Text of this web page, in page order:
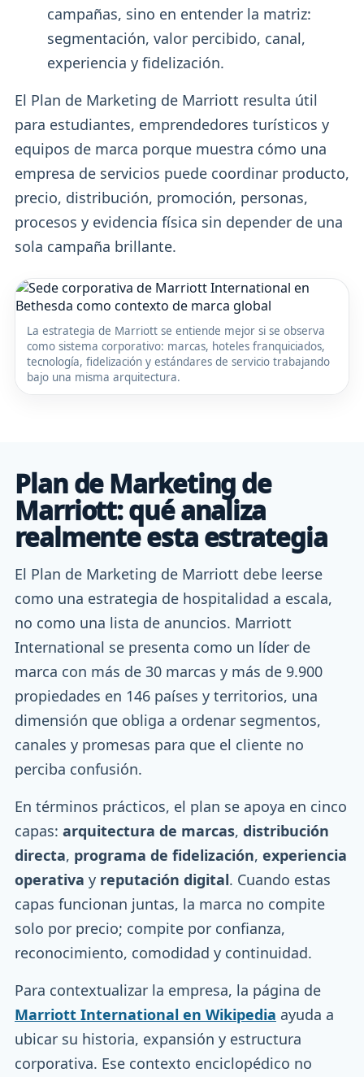
campañas, sino en entender la matriz:
segmentación, valor percibido, canal,
experiencia y fidelización.
El Plan de Marketing de Marriott resulta útil
para estudiantes, emprendedores turísticos y
equipos de marca porque muestra cómo una
empresa de servicios puede coordinar producto,
precio, distribución, promoción, personas,
procesos y evidencia física sin depender de una
sola campaña brillante.
La estrategia de Marriott se entiende mejor si se observa
como sistema corporativo: marcas, hoteles franquiciados,
tecnología, fidelización y estándares de servicio trabajando
bajo una misma arquitectura.
Plan de Marketing de
Marriott: qué analiza
realmente esta estrategia
El Plan de Marketing de Marriott debe leerse
como una estrategia de hospitalidad a escala,
no como una lista de anuncios. Marriott
International se presenta como un líder de
marca con más de 30 marcas y más de 9.900
propiedades en 146 países y territorios, una
dimensión que obliga a ordenar segmentos,
canales y promesas para que el cliente no
perciba confusión.
En términos prácticos, el plan se apoya en cinco
capas: arquitectura de marcas, distribución
directa, programa de fidelización, experiencia
operativa y reputación digital. Cuando estas
capas funcionan juntas, la marca no compite
solo por precio; compite por confianza,
reconocimiento, comodidad y continuidad.
Para contextualizar la empresa, la página de
Marriott International en Wikipedia ayuda a
ubicar su historia, expansión y estructura
corporativa. Ese contexto enciclopédico no